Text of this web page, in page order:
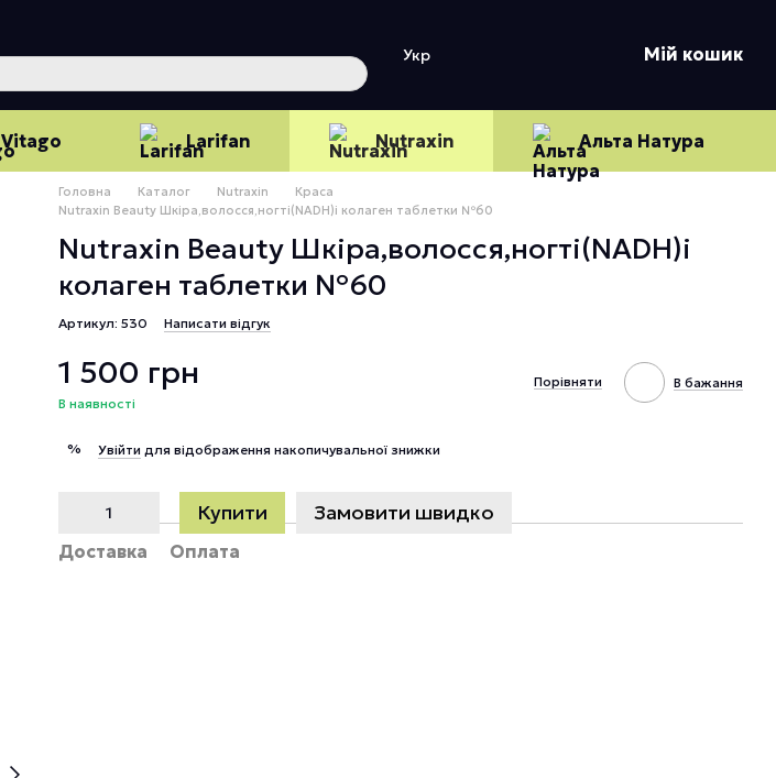
Укр
Мій кошик
Vitago Larifan Nutraxin Альта Натура
Головна Каталог Nutraxin
Краса
Nutraxin Beauty Шкіра,волосся,ногті(NADH)і колаген таблетки №60
Nutraxin Beauty Шкіра,волосся,ногті(NADH)і
колаген таблетки №60
Артикул: 530 Написати відгук
1 500 грн
В наявності
Порівняти В бажання
% Увійти для відображення накопичувальної знижки
Купити Замовити швидко
Доставка Оплата